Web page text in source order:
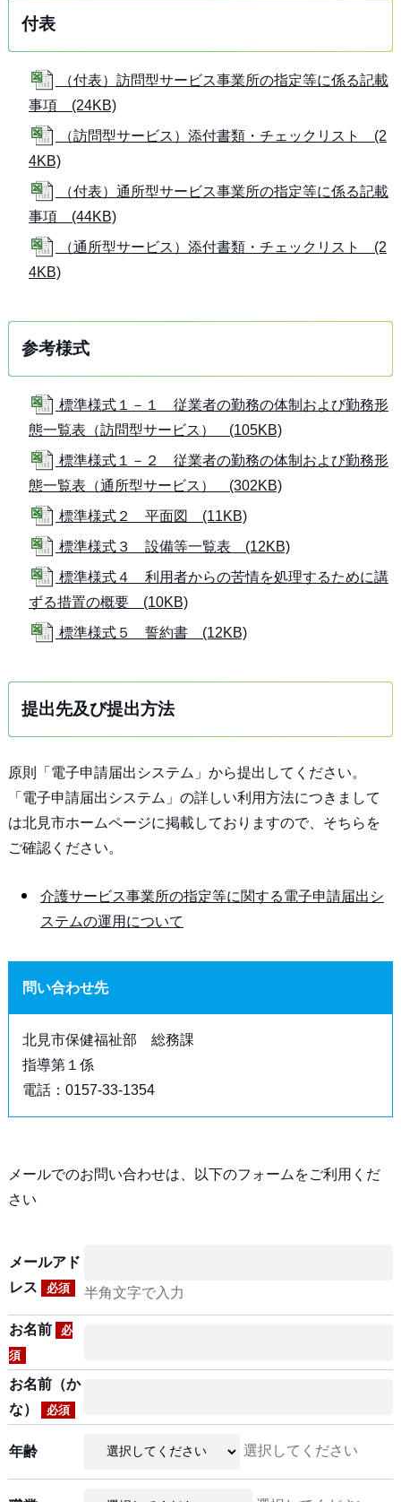
付表
（付表）訪問型サービス事業所の指定等に係る記載
事項 (24KB)
（訪問型サービス）添付書類・チェックリスト (2
4KB)
（付表）通所型サービス事業所の指定等に係る記載
事項 (44KB)
（通所型サービス）添付書類・チェックリスト (2
4KB)
参考様式
標準様式１－１ 従業者の勤務の体制および勤務形
態一覧表（訪問型サービス） (105KB)
標準様式１－２ 従業者の勤務の体制および勤務形
態一覧表（通所型サービス） (302KB)
標準様式２ 平面図 (11KB)
標準様式３ 設備等一覧表 (12KB)
標準様式４ 利用者からの苦情を処理するために講
ずる措置の概要 (10KB)
標準様式５ 誓約書 (12KB)
提出先及び提出方法
原則「電子申請届出システム」から提出してください。
「電子申請届出システム」の詳しい利用方法につきまして
は北見市ホームページに掲載しておりますので、そちらを
ご確認ください。
介護サービス事業所の指定等に関する電子申請届出シ
ステムの運用について
問い合わせ先
北見市保健福祉部 総務課
指導第１係
電話：0157-33-1354
メールでのお問い合わせは、以下のフォームをご利用くだ
さい
メールアド
レス
必須 半角文字で入力
お名前
必
須
お名前（か
な）
必須
年齢 選択してください